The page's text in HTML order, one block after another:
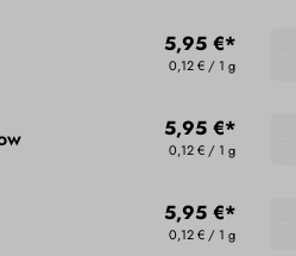
5,95 €*
0,12 € / 1 g
5,95 €*
0,12 € / 1 g
5,95 €*
0,12 € / 1 g